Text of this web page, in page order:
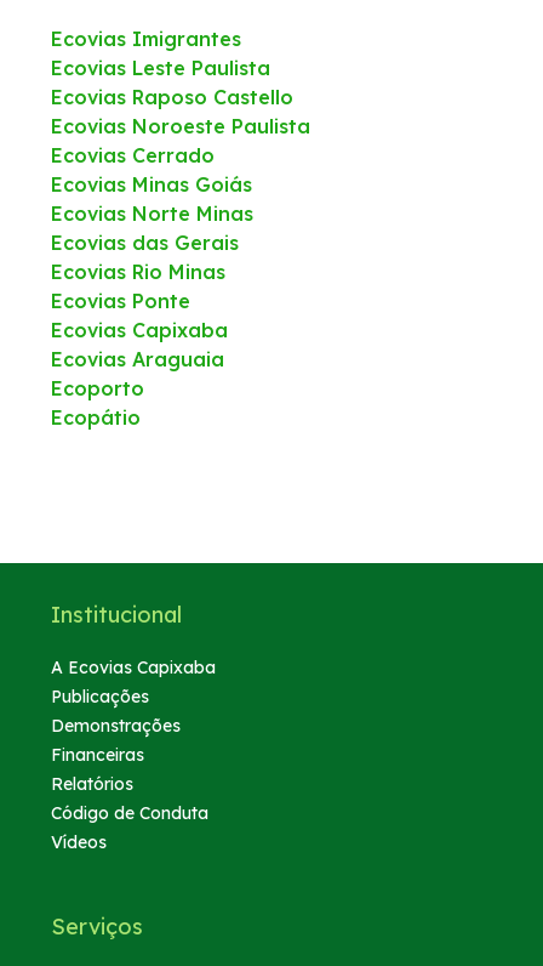
Ecovias Imigrantes
Ecovias Leste Paulista
Ecovias Raposo Castello
Ecovias Noroeste Paulista
Ecovias Cerrado
Ecovias Minas Goiás
Ecovias Norte Minas
Ecovias das Gerais
Ecovias Rio Minas
Ecovias Ponte
Ecovias Capixaba
Ecovias Araguaia
Ecoporto
Ecopátio
Institucional
A Ecovias Capixaba
Publicações
Demonstrações
Financeiras
Relatórios
Código de Conduta
Vídeos
Serviços